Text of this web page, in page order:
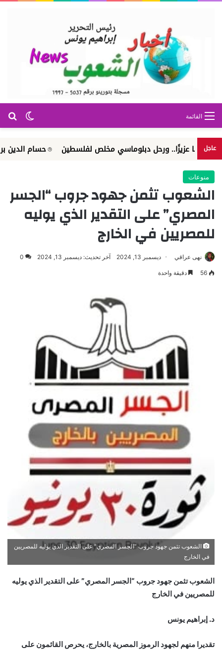
الوضع القائمة
عاجل ورحل دبلوماسي مخلص لفلسطين حسام الدين بريطل كاتب
منوعات
الشعوب تثمن جهود جروب “الجسر
المصري” على التقدير الذي يوليه
للمصريين في الخارج
نهى عراقي ديسمبر 13, 2024 آخر تحديث: ديسمبر 13, 2024 0
56 دقيقة واحدة
الشعوب تثمن جهود جروب "الجسر المصري" على التقدير الذي يوليه للمصريين
في الخارج
الشعوب تثمن جهود جروب “الجسر المصري” على التقدير الذي يوليه
للمصريين في الخارج
د. إبراهيم يونس
تقديرا منهم لجهود الرموز المصرية بالخارج، يحرص القائمون على